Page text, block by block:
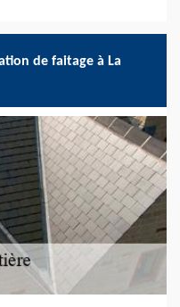
de faitage à La